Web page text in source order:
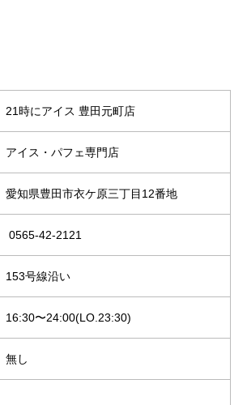
21時にアイス 豊田元町店
アイス・パフェ専門店
愛知県豊田市衣ケ原三丁目12番地
0565-42-2121
153号線沿い
16:30〜24:00(LO.23:30)
無し